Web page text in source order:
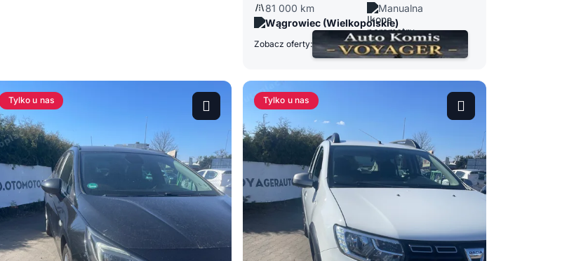
81 000 km
Manualna
Wągrowiec (Wielkopolskie)
Zobacz oferty:
Tylko u nas Tylko u nas